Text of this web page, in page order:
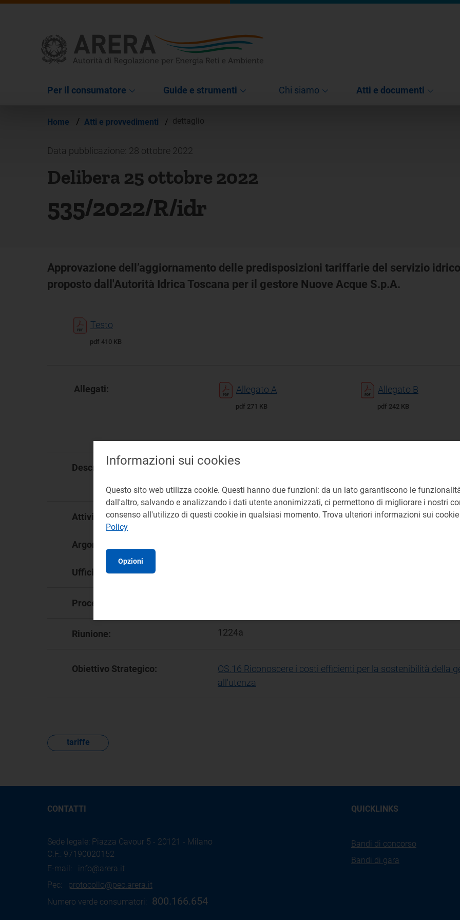
Per il consumatore Guide e strumenti Chi siamo Atti e documenti
Home / Atti e provvedimenti / dettaglio
Data pubblicazione: 28 ottobre 2022
Delibera 25 ottobre 2022
535/2022/R/idr
Approvazione dell’aggiornamento delle predisposizioni tariffarie del servizio
proposto dall'Autorità Idrica Toscana per il gestore Nuove Acque S.p.A.
Testo
pdf 410 KB
Allegati: Allegato A
pdf 271 KB
Allegato B
pdf 242 KB
Descrizione:
ll presente provvedimento approva l'aggiornamento delle
integrato per gli anni 2022 e 2023, proposto dall'Autorità
S.p.A.
Attività: Approvazione tariffaria
Argomento:
Ufficio responsabile:
Procedimento:
Riunione: 1224a
Obiettivo Strategico:
OS.16 Riconoscere i costi efficienti per la sostenibilità della
all'utenza
tariffe
CONTATTI
Sede legale: Piazza Cavour 5 - 20121 - Milano
C.F.: 97190020152
E-mail: info@arera.it
Pec: protocollo@pec.arera.it
Numero verde consumatori:
800.166.654
QUICKLINKS
Bandi di concorso
Bandi di gara
Informazioni sui cookies
Questo sito web utilizza cookie. Questi hanno due funzioni: da un lato garantiscono le
dall'altro, salvando e analizzando i dati utente anonimizzati, ci permettono di migliorare i nostri
consenso all'utilizzo di questi cookie in qualsiasi momento. Trova ulteriori informazioni sui
Policy
Opzioni